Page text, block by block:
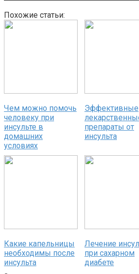
Похожие статьи:
Чем можно помочь
человеку при
инсульте в
домашних
условиях
Эффективные
препараты от
инсульта
Какие капельницы
необходимы после
инсульта
Лечение
при сахарном
диабете